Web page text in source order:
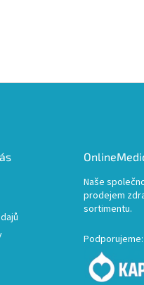
Naše
prodejem
sortimentu.
Podporujeme: